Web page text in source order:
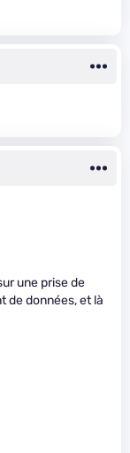
une prise de
de données, et là